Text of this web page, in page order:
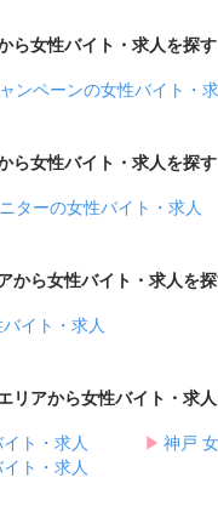
ら女性バイト・求人を探す
ンペーンの女性バイト・
ら女性バイト・求人を探す
ターの女性バイト・求人
から女性バイト・求人を
イト・求人
リアから女性バイト・求
ト・求人 ▶︎ 神戸
ト・求人